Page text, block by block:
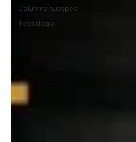
Columna huesped
Tecnología